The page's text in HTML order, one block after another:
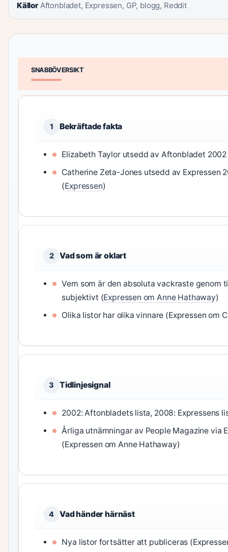
KällorAftonbladet, Expressen, GP, blogg, Reddit
SNABBÖVERSIKT
1 Bekräftade fakta
Elizabeth Taylor utsedd av Aftonbladet 2002
Catherine Zeta-Jones utsedd av Expressen
(Expressen)
2 Vad som är oklart
Vem som är den absoluta vackraste genom
subjektivt (Expressen om Anne Hathaway)
Olika listor har olika vinnare (Expressen om
3 Tidlinjesignal
2002: Aftonbladets lista, 2008: Expressens
Årliga utnämningar av People Magazine via
(Expressen om Anne Hathaway)
4 Vad händer härnäst
Nya listor fortsätter att publiceras